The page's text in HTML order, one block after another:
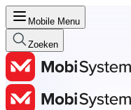
Mobile Menu
Zoeken